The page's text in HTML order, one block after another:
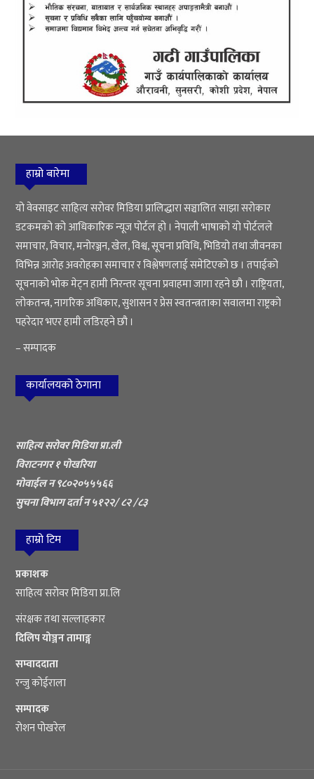
हाम्रो बारेमा
यो वेवसाइट साहित्य सरोवर मिडिया प्रालिद्धारा सञ्चालित साझा सरोकार
डटकमको को आधिकारिक न्यूज पोर्टल हो । नेपाली भाषाको यो पोर्टलले
समाचार, विचार, मनोरञ्जन, खेल, विश्व, सूचना प्रविधि, भिडियो तथा जीवनका
विभिन्न आरोह अवरोहका समाचार र विश्लेषणलाई समेटिएको छ । तपाईको
सूचनाको भोक मेट्न हामी निरन्तर सूचना प्रवाहमा जागा रहने छौ । राष्ट्रियता,
लोकतन्त्र, नागरिक अधिकार, सुशासन र प्रेस स्वतन्त्रताका सवालमा राष्ट्रको
पहरेदार भएर हामी लडिरहने छौ ।
– सम्पादक
कार्यालयको ठेगाना
साहित्य सरोवर मिडिया प्रा.ली
विराटनगर १ पोखरिया
मोवाईल न ९८०२०५५५६६
सुचना विभाग दर्ता न ५१२२/ ८२ /८३
हाम्रो टिम
प्रकाशक
साहित्य सरोवर मिडिया प्रा.लि
संरक्षक तथा सल्लाहकार
दिलिप योञ्जन तामाङ्ग
सम्वाददाता
रन्जु कोईराला
सम्पादक
रोशन पोखरेल